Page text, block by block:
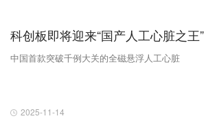
科创板即将迎来“国产人工心脏之王”
中国首款突破千例大关的全磁悬浮人工心脏
2025-11-14